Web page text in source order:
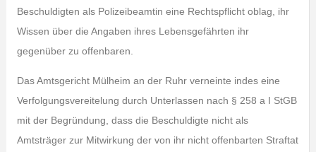
Beschuldigten als Polizeibeamtin eine Rechtspflicht oblag, ihr
Wissen über die Angaben ihres Lebensgefährten ihr
gegenüber zu offenbaren.
Das Amtsgericht Mülheim an der Ruhr verneinte indes eine
Verfolgungsvereitelung durch Unterlassen nach § 258 a I StGB
mit der Begründung, dass die Beschuldigte nicht als
Amtsträger zur Mitwirkung der von ihr nicht offenbarten Straftat